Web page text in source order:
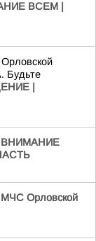
ВСЕМ |
Будьте
|
ВНИМАНИЕ
МЧС Орловской